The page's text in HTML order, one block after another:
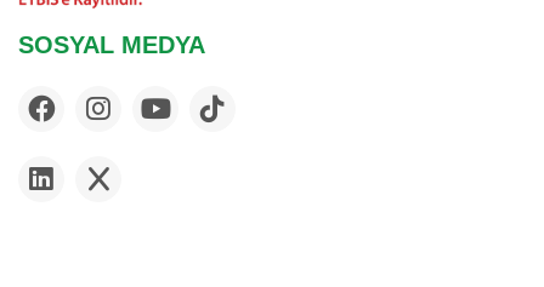
SOSYAL MEDYA